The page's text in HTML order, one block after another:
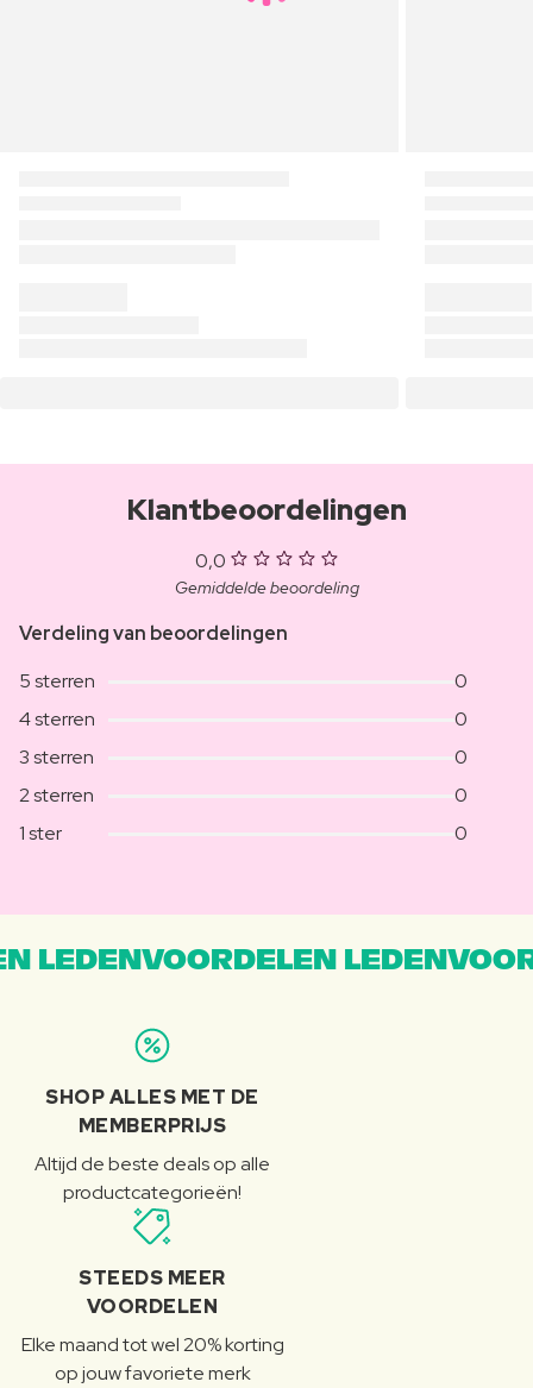
Klantbeoordelingen
0,0
Gemiddelde beoordeling
Verdeling van beoordelingen
5 sterren
0
4 sterren
0
3 sterren
0
2 sterren
0
1 ster
0
LEDENVOORDELEN
SHOP ALLES MET DE
MEMBERPRIJS
Altijd de beste deals op alle
productcategorieën!
STEEDS MEER
VOORDELEN
Elke maand tot wel 20% korting
op jouw favoriete merk